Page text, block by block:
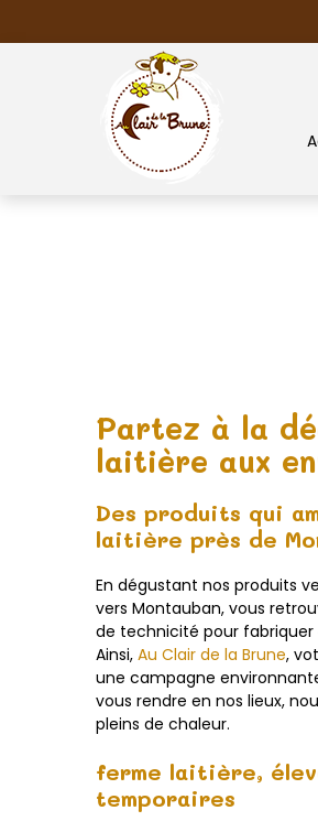
Partez à la
laitière aux
Des produits qui
laitière près de
En dégustant nos produits
vers Montauban, vous
de technicité pour fabriquer
Ainsi, Au Clair de la Brune,
une campagne
vous rendre en nos lieux,
pleins de chaleur.
ferme laitière,
temporaires